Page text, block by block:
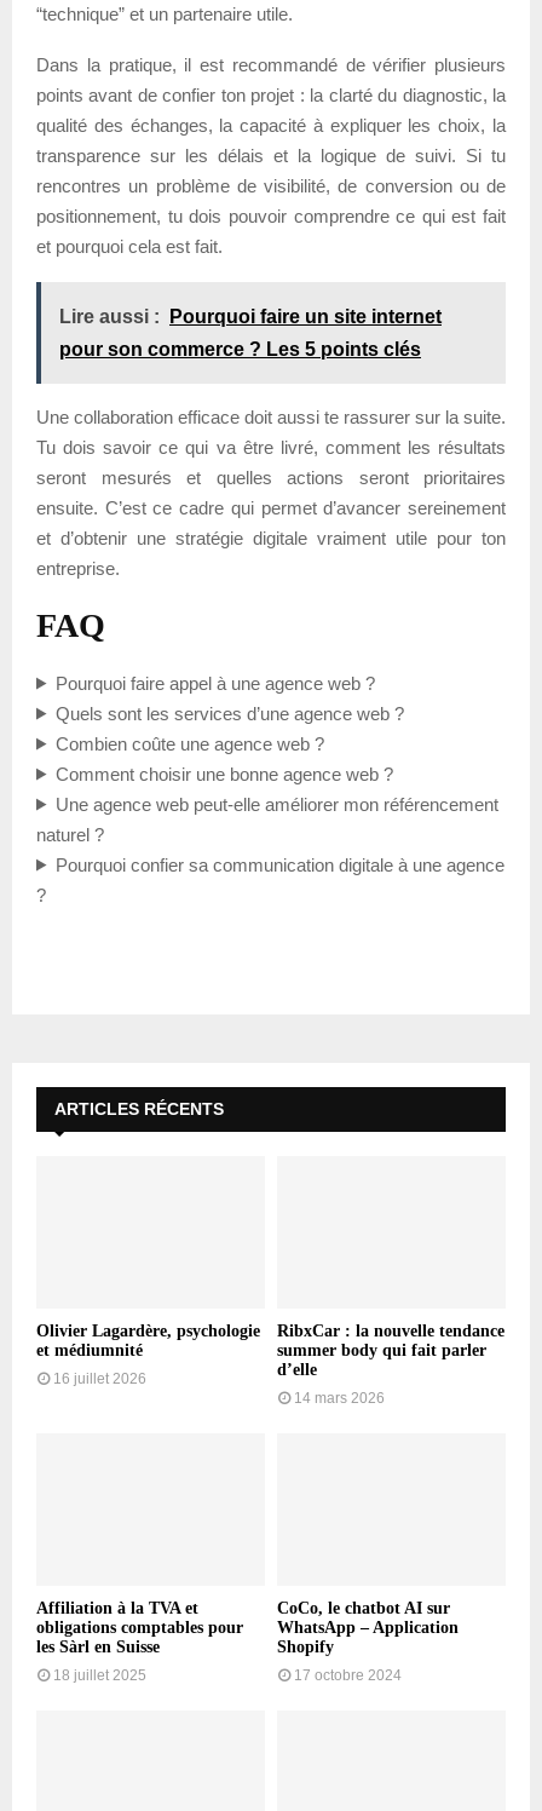
“technique” et un partenaire utile.
Dans la pratique, il est recommandé de vérifier plusieurs
points avant de confier ton projet : la clarté du diagnostic, la
qualité des échanges, la capacité à expliquer les choix, la
transparence sur les délais et la logique de suivi. Si tu
rencontres un problème de visibilité, de conversion ou de
positionnement, tu dois pouvoir comprendre ce qui est fait
et pourquoi cela est fait.
Lire aussi :
Pourquoi faire un site internet
pour son commerce ? Les 5 points clés
Une collaboration efficace doit aussi te rassurer sur la suite.
Tu dois savoir ce qui va être livré, comment les résultats
seront mesurés et quelles actions seront prioritaires
ensuite. C’est ce cadre qui permet d’avancer sereinement
et d’obtenir une stratégie digitale vraiment utile pour ton
entreprise.
FAQ
Pourquoi faire appel à une agence web ?
Quels sont les services d’une agence web ?
Combien coûte une agence web ?
Comment choisir une bonne agence web ?
Une agence web peut-elle améliorer mon référencement
naturel ?
Pourquoi confier sa communication digitale à une agence
?
ARTICLES RÉCENTS
Olivier Lagardère, psychologie
et médiumnité
16 juillet 2026
RibxCar : la nouvelle tendance
summer body qui fait parler
d’elle
14 mars 2026
Affiliation à la TVA et
obligations comptables pour
les Sàrl en Suisse
18 juillet 2025
CoCo, le chatbot AI sur
WhatsApp – Application
Shopify
17 octobre 2024